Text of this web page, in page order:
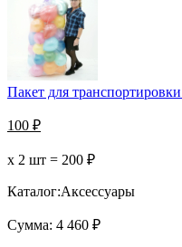
Пакет для
100 ₽
х 2 шт = 200 ₽
Каталог:Аксессуары
Сумма: 4 460 ₽